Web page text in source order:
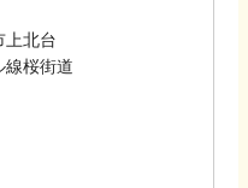
上北台
線桜街道